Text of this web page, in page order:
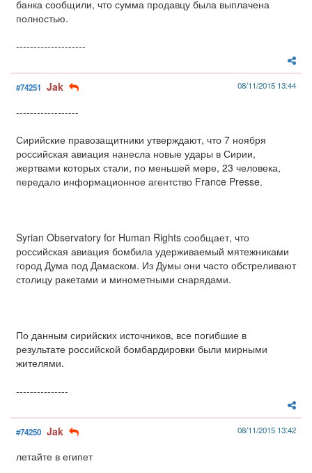
банка сообщили, что сумма продавцу была выплачена
полностью.
--------------------
#74251 Jak 08/11/2015 13:44
------------------
Сирийские правозащитники утверждают, что 7 ноября
российская авиация нанесла новые удары в Сирии,
жертвами которых стали, по меньшей мере, 23 человека,
передало информационное агентство France Presse.
Syrian Observatory for Human Rights сообщает, что
российская авиация бомбила удерживаемый мятежниками
город Дума под Дамаском. Из Думы они часто обстреливают
столицу ракетами и минометными снарядами.
По данным сирийских источников, все погибшие в
результате российской бомбардировки были мирными
жителями.
---------------
#74250 Jak 08/11/2015 13:42
летайте в египет